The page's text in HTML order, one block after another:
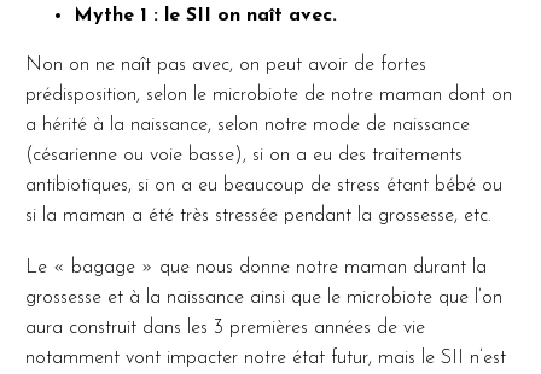
Mythe 1 : le SII on naît avec.
Non on ne naît pas avec, on peut avoir de fortes
prédisposition, selon le microbiote de notre maman dont on
a hérité à la naissance, selon notre mode de naissance
(césarienne ou voie basse), si on a eu des traitements
antibiotiques, si on a eu beaucoup de stress étant bébé ou
si la maman a été très stressée pendant la grossesse, etc.
Le « bagage » que nous donne notre maman durant la
grossesse et à la naissance ainsi que le microbiote que l’on
aura construit dans les 3 premières années de vie
notamment vont impacter notre état futur, mais le SII n’est